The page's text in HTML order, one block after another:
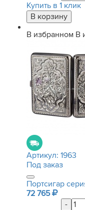
Купить в 1 клик
В избранном В
Артикул: 1963
Под заказ
Портсигар
72 765
-